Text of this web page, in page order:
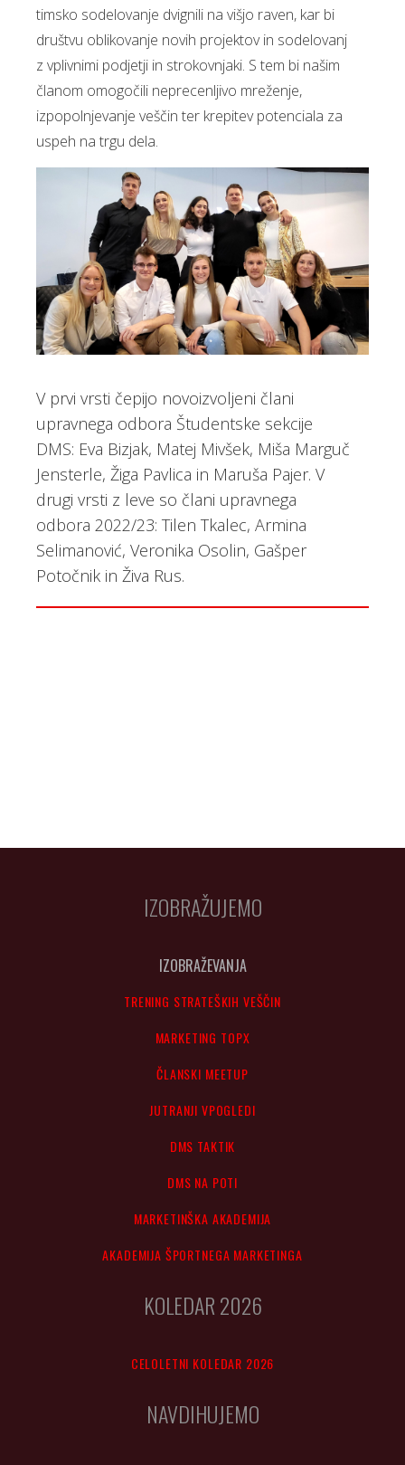
timsko sodelovanje dvignili na višjo raven, kar bi
društvu oblikovanje novih projektov in sodelovanj
z vplivnimi podjetji in strokovnjaki. S tem bi našim
članom omogočili neprecenljivo mreženje,
izpopolnjevanje veščin ter krepitev potenciala za
uspeh na trgu dela.
V prvi vrsti čepijo novoizvoljeni člani
upravnega odbora Študentske sekcije
DMS: Eva Bizjak, Matej Mivšek, Miša Marguč
Jensterle, Žiga Pavlica in Maruša Pajer. V
drugi vrsti z leve so člani upravnega
odbora 2022/23: Tilen Tkalec, Armina
Selimanović, Veronika Osolin, Gašper
Potočnik in Živa Rus.
IZOBRAŽUJEMO
IZOBRAŽEVANJA
TRENING STRATEŠKIH VEŠČIN
MARKETING TOPX
ČLANSKI MEETUP
JUTRANJI VPOGLEDI
DMS TAKTIK
DMS NA POTI
MARKETINŠKA AKADEMIJA
AKADEMIJA ŠPORTNEGA MARKETINGA
KOLEDAR 2026
CELOLETNI KOLEDAR 2026
NAVDIHUJEMO